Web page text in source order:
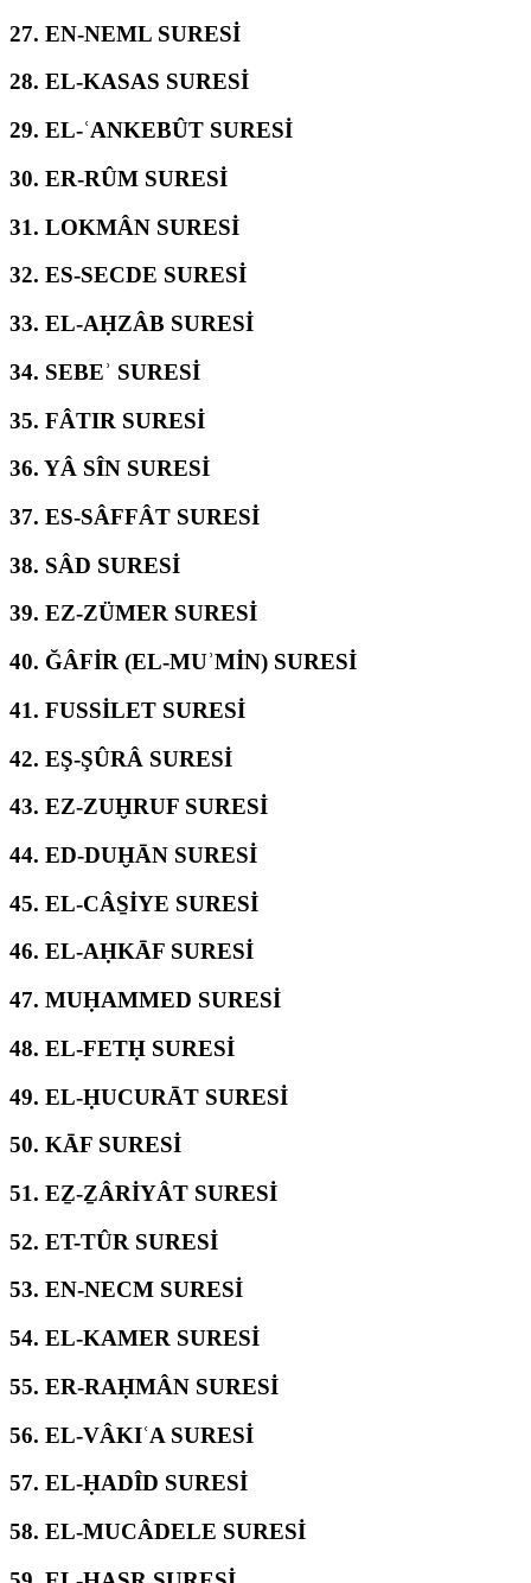
27. EN-NEML SURESİ
28. EL-KASAS SURESİ
29. EL-ʿANKEBÛT SURESİ
30. ER-RÛM SURESİ
31. LOKMÂN SURESİ
32. ES-SECDE SURESİ
33. EL-AḤZÂB SURESİ
34. SEBEʾ SURESİ
35. FÂTIR SURESİ
36. YÂ SÎN SURESİ
37. ES-SÂFFÂT SURESİ
38. SÂD SURESİ
39. EZ-ZÜMER SURESİ
40. ĞÂFİR (EL-MUʾMİN) SURESİ
41. FUSSİLET SURESİ
42. EŞ-ŞÛRÂ SURESİ
43. EZ-ZUḪRUF SURESİ
44. ED-DUḪĀN SURESİ
45. EL-CÂS̱İYE SURESİ
46. EL-AḤKĀF SURESİ
47. MUḤAMMED SURESİ
48. EL-FETḤ SURESİ
49. EL-ḤUCURĀT SURESİ
50. KĀF SURESİ
51. EẔ-ẔÂRİYÂT SURESİ
52. ET-TÛR SURESİ
53. EN-NECM SURESİ
54. EL-KAMER SURESİ
55. ER-RAḤMÂN SURESİ
56. EL-VÂKIʿA SURESİ
57. EL-ḤADÎD SURESİ
58. EL-MUCÂDELE SURESİ